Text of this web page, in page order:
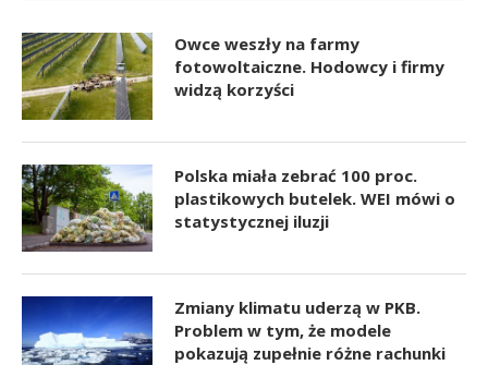
Owce weszły na farmy
fotowoltaiczne. Hodowcy i firmy
widzą korzyści
Polska miała zebrać 100 proc.
plastikowych butelek. WEI mówi o
statystycznej iluzji
Zmiany klimatu uderzą w PKB.
Problem w tym, że modele
pokazują zupełnie różne rachunki